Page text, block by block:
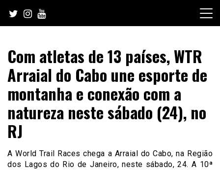
content
Com atletas de 13 países, WTR
Arraial do Cabo une esporte de
montanha e conexão com a
natureza neste sábado (24), no
RJ
A World Trail Races chega a Arraial do Cabo, na Região
dos Lagos do Rio de Janeiro, neste sábado, 24. A 10ª